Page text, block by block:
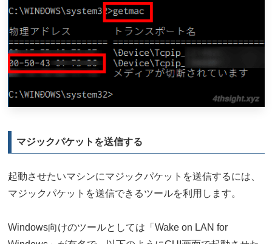
マジックパケットを送信する
起動させたいマシンにマジックパケットを送信するには、
マジックパケットを送信できるツールを利用します。
Windows向けのツールとしては「Wake on LAN for